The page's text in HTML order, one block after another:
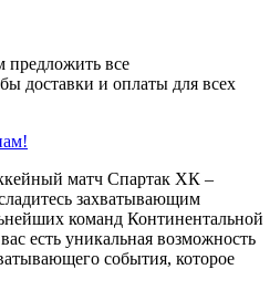
все
доставки и оплаты для всех
матч Спартак ХК –
захватывающим
команд Континентальной
есть уникальная возможность
события, которое